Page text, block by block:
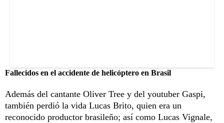
Fallecidos en el accidente de helicóptero en Brasil
Además del cantante Oliver Tree y del youtuber Gaspi,
también perdió la vida Lucas Brito, quien era un
reconocido productor brasileño; así como Lucas Vignale,